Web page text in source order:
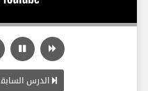
الدرس السابق